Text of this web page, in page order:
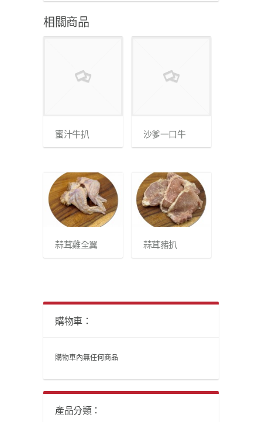
相關商品
蜜汁牛扒 沙爹一口牛
蒜茸雞全翼 蒜茸豬扒
購物車：
購物車內無任何商品
產品分類：